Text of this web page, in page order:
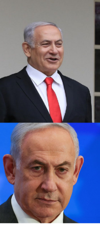
كما أوقفت عدة شركات
إسرائيل ولبنان والأردن
في المنطقة، بعد مقتل
طهران، ومقتل مسؤول
على بيروت أواخر تموز
وأعلنت شركة لوفتهانزا
جميع رحلاتها إلى
العراق حتى يوم الاثنين
وفي نيسان الماضي أغلقت
ساعات، بسبب الهجوم
الذي شنته إيران على
إيراني كبير في فيلق القدس.
وتسود حالة من التوترات